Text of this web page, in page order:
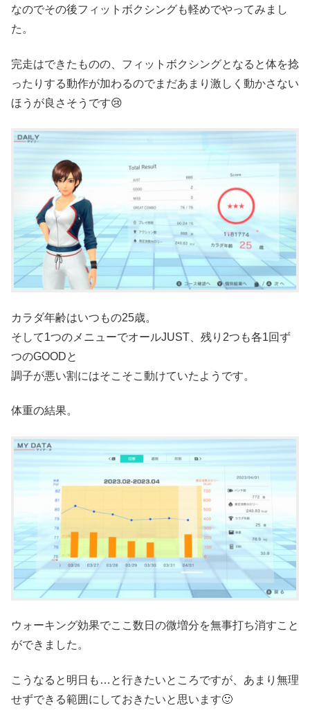
なのでその後フィットボクシングも軽めでやってみまし
た。
完走はできたものの、フィットボクシングとなると体を捻
ったりする動作が加わるのでまだあまり激しく動かさない
ほうが良さそうです😢
カラダ年齢はいつもの25歳。
そして1つのメニューでオールJUST、残り2つも各1回ず
つのGOODと
調子が悪い割にはそこそこ動けていたようです。
体重の結果。
ウォーキング効果でここ数日の微増分を無事打ち消すこと
ができました。
こうなると明日も…と行きたいところですが、あまり無理
せずできる範囲にしておきたいと思います🙂